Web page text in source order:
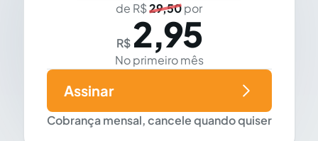
de R$29,50por
R$ 2,95
No primeiro mês
Cobrança mensal, cancele quando quiser
Assinar